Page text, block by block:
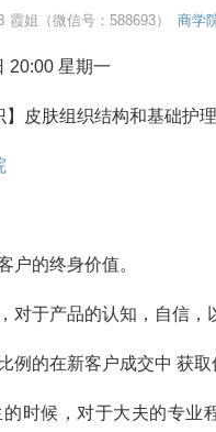
霞姐（微信号：588693） 商学
20:00 星期一
皮肤组织结构和基础护理
户的终身价值。
对于产品的认知，自信，
例的在新客户成交中 获取
时候，对于大夫的专